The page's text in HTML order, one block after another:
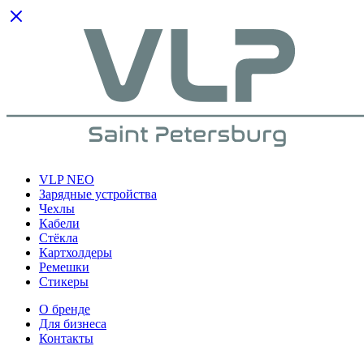
VLP NEO
Зарядные устройства
Чехлы
Кабели
Cтёкла
Картхолдеры
Ремешки
Стикеры
О бренде
Для бизнеса
Контакты